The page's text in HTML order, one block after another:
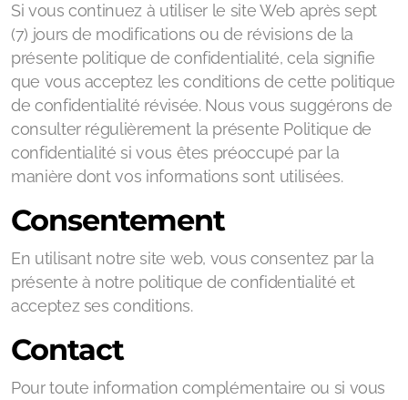
Si vous continuez à utiliser le site Web après sept
(7) jours de modifications ou de révisions de la
présente politique de confidentialité, cela signifie
que vous acceptez les conditions de cette politique
de confidentialité révisée. Nous vous suggérons de
consulter régulièrement la présente Politique de
confidentialité si vous êtes préoccupé par la
manière dont vos informations sont utilisées.
Consentement
En utilisant notre site web, vous consentez par la
présente à notre politique de confidentialité et
acceptez ses conditions.
Contact
Pour toute information complémentaire ou si vous